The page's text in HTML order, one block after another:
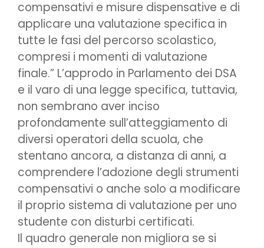
compensativi e misure dispensative e di
applicare una valutazione specifica in
tutte le fasi del percorso scolastico,
compresi i momenti di valutazione
finale.” L’approdo in Parlamento dei DSA
e il varo di una legge specifica, tuttavia,
non sembrano aver inciso
profondamente sull’atteggiamento di
diversi operatori della scuola, che
stentano ancora, a distanza di anni, a
comprendere l’adozione degli strumenti
compensativi o anche solo a modificare
il proprio sistema di valutazione per uno
studente con disturbi certificati.
Il quadro generale non migliora se si